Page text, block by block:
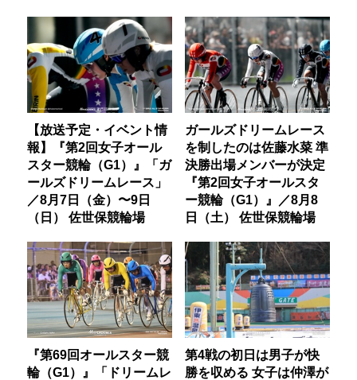
【放送予定・イベント情
報】『第2回女子オール
スター競輪（G1）』「ガ
ールズドリームレース」
／8月7日（金）〜9日
（日） 佐世保競輪場
ガールズドリームレース
を制したのは佐藤水菜 準
決勝出場メンバーが決定
『第2回女子オールスタ
ー競輪（G1）』／8月8
日（土） 佐世保競輪場
『第69回オールスター競
輪（G1）』「ドリームレ
第4戦の初日は男子が快
勝を収める 女子は仲澤が